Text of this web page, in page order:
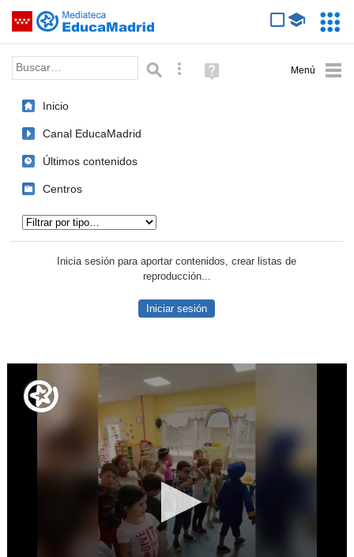
Saltar navegación
Palabra o frase: Búsqueda avanzada
Ayuda
(en
Inicio
Canal EducaMadrid
Últimos contenidos
Centros
Inicia sesión para aportar contenidos, crear listas de
reproducción...
Iniciar sesión